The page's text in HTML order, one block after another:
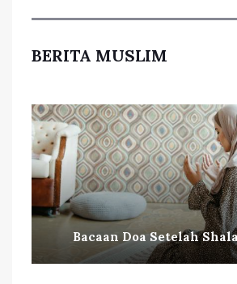
BERITA MUSLIM
Bacaan Doa Setelah